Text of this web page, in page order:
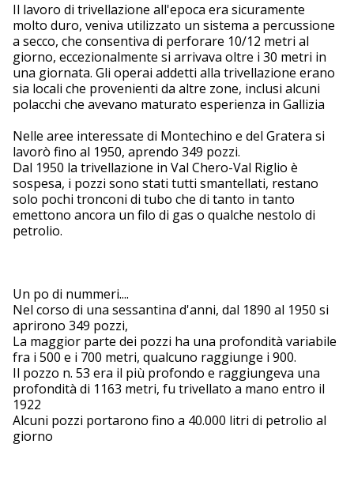
Il lavoro di trivellazione all'epoca era sicuramente
molto duro, veniva utilizzato un sistema a percussione
a secco, che consentiva di perforare 10/12 metri al
giorno, eccezionalmente si arrivava oltre i 30 metri in
una giornata. Gli operai addetti alla trivellazione erano
sia locali che provenienti da altre zone, inclusi alcuni
polacchi che avevano maturato esperienza in Gallizia
Nelle aree interessate di Montechino e del Gratera si
lavorò fino al 1950, aprendo 349 pozzi.
Dal 1950 la trivellazione in Val Chero-Val Riglio è
sospesa, i pozzi sono stati tutti smantellati, restano
solo pochi tronconi di tubo che di tanto in tanto
emettono ancora un filo di gas o qualche nestolo di
petrolio.
Un po di nummeri....
Nel corso di una sessantina d'anni, dal 1890 al 1950 si
aprirono 349 pozzi,
La maggior parte dei pozzi ha una profondità variabile
fra i 500 e i 700 metri, qualcuno raggiunge i 900.
Il pozzo n. 53 era il più profondo e raggiungeva una
profondità di 1163 metri, fu trivellato a mano entro il
1922
Alcuni pozzi portarono fino a 40.000 litri di petrolio al
giorno